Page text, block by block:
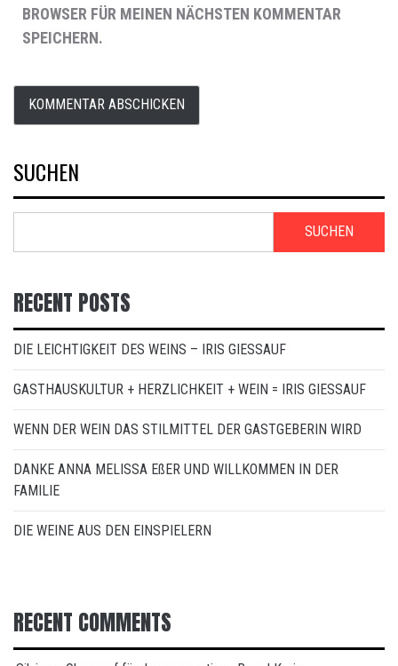
BROWSER FÜR MEINEN NÄCHSTEN KOMMENTAR
SPEICHERN.
SUCHEN
SUCHEN
RECENT POSTS
DIE LEICHTIGKEIT DES WEINS – IRIS GIESSAUF
GASTHAUSKULTUR + HERZLICHKEIT + WEIN = IRIS GIESSAUF
WENN DER WEIN DAS STILMITTEL DER GASTGEBERIN WIRD
DANKE ANNA MELISSA EßER UND WILLKOMMEN IN DER
FAMILIE
DIE WEINE AUS DEN EINSPIELERN
RECENT COMMENTS